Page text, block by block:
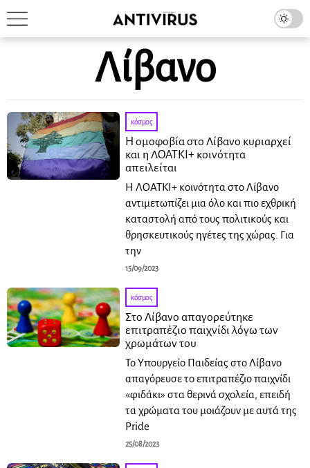
Λίβανο
κόσμος
Η ομοφοβία στο Λίβανο κυριαρχεί
και η ΛΟΑΤΚΙ+ κοινότητα
απειλείται
Η ΛΟΑΤΚΙ+ κοινότητα στο Λίβανο
αντιμετωπίζει μια όλο και πιο εχθρική
καταστολή από τους πολιτικούς και
θρησκευτικούς ηγέτες της χώρας. Για
την
15/09/2023
κόσμος
Στο Λίβανο απαγορεύτηκε
επιτραπέζιο παιχνίδι λόγω των
χρωμάτων του
Το Υπουργείο Παιδείας στο Λίβανο
απαγόρευσε το επιτραπέζιο παιχνίδι
«φιδάκι» στα θερινά σχολεία, επειδή
τα χρώματα του μοιάζουν με αυτά της
Pride
25/08/2023